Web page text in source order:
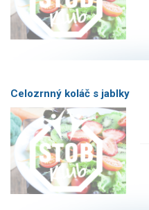
Celozrnný koláč s jablky